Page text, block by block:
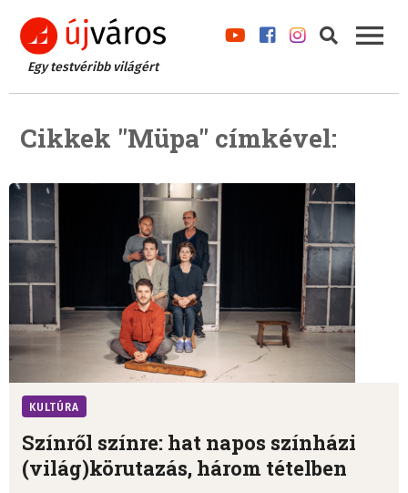
Egy testvéribb világért
Cikkek "Müpa" címkével:
KULTÚRA
Színről színre: hat napos színházi
(világ)körutazás, három tételben